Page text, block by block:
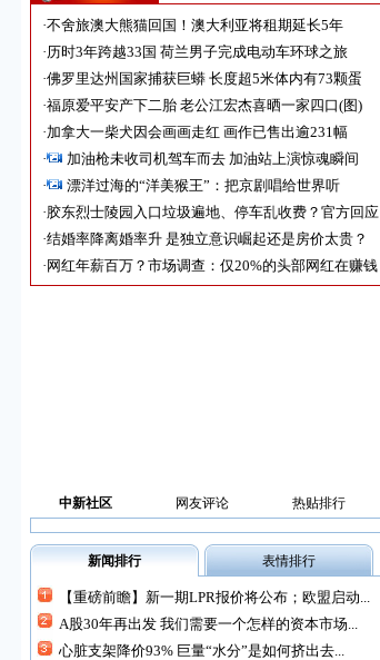
·不舍旅澳大熊猫回国！澳大利亚将租期延长5年
·历时3年跨越33国 荷兰男子完成电动车环球之旅
·佛罗里达州国家捕获巨蟒 长度超5米体内有73颗蛋
·福原爱平安产下二胎 老公江宏杰喜晒一家四口(图)
·加拿大一柴犬因会画画走红 画作已售出逾231幅
·
加油枪未收司机驾车而去 加油站上演惊魂瞬间
·
漂洋过海的“洋美猴王”：把京剧唱给世界听
·胶东烈士陵园入口垃圾遍地、停车乱收费？官方回应
·结婚率降离婚率升 是独立意识崛起还是房价太贵？
· 网红年薪百万？市场调查：仅20%的头部网红在赚钱
中新社区 网友评论 热贴排行
新闻排行 表情排行
【重磅前瞻】新一期LPR报价将公布；欧盟启动...
A股30年再出发 我们需要一个怎样的资本市场...
心脏支架降价93% 巨量“水分”是如何挤出去...